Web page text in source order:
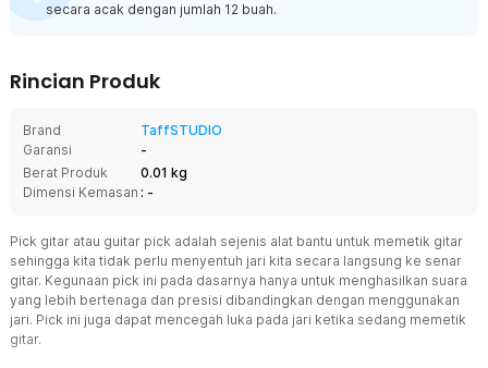
secara acak dengan jumlah 12 buah.
Rincian Produk
Brand
TaffSTUDIO
Garansi
-
Berat Produk
0.01 kg
Dimensi Kemasan : -
Pick gitar atau guitar pick adalah sejenis alat bantu untuk memetik gitar
sehingga kita tidak perlu menyentuh jari kita secara langsung ke senar
gitar. Kegunaan pick ini pada dasarnya hanya untuk menghasilkan suara
yang lebih bertenaga dan presisi dibandingkan dengan menggunakan
jari. Pick ini juga dapat mencegah luka pada jari ketika sedang memetik
gitar.